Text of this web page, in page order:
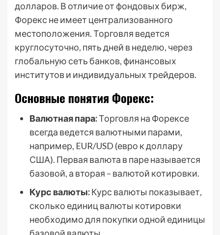
долларов. В отличие от фондовых бирж,
Форекс не имеет централизованного
местоположения. Торговля ведется
круглосуточно, пять дней в неделю, через
глобальную сеть банков, финансовых
институтов и индивидуальных трейдеров.
Основные понятия Форекс:
Валютная пара:Торговля на Форексе
всегда ведется валютными парами,
например, EUR/USD (евро к доллару
США). Первая валюта в паре называется
базовой, а вторая – валютой котировки.
Курс валюты:Курс валюты показывает,
сколько единиц валюты котировки
необходимо для покупки одной единицы